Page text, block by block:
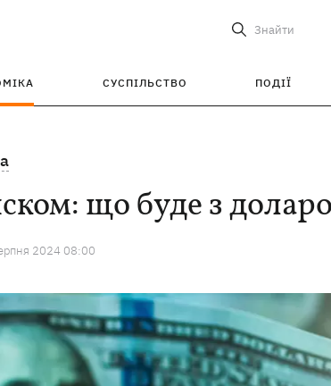
Знайти
СУСПІЛЬСТВО ПОДІЇ
що буде з
2024 08:00